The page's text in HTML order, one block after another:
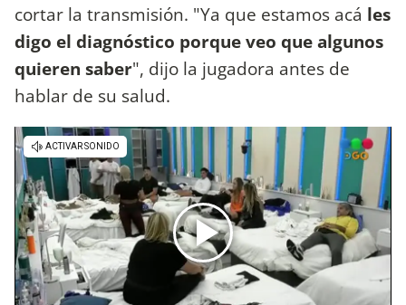
cortar la transmisión. "Ya que estamos acá les
digo el diagnóstico porque veo que algunos
quieren saber", dijo la jugadora antes de
hablar de su salud.